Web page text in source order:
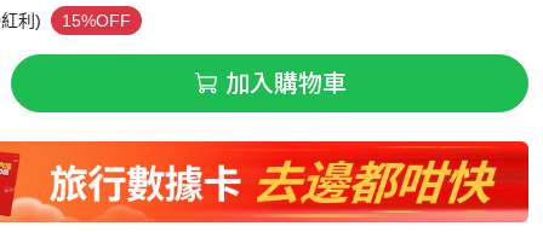
紅利) 15%OFF
加入購物車